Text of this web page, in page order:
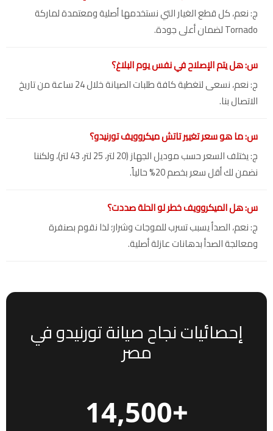
ج: نعم، كل قطع الغيار التي نستخدمها أصلية ومعتمدة لماركة
Tornado لضمان أعلى جودة.
س: هل يتم الإصلاح في نفس يوم البلاغ؟
ج: نعم، نسعى لتغطية كافة طلبات الصيانة خلال 24 ساعة من تاريخ
الاتصال بنا.
س: ما هو سعر تغيير تاتش ميكروويف تورنيدو؟
ج: يختلف السعر حسب موديل الجهاز (20 لتر، 25 لتر، 43 لتر)، ولكننا
نضمن لك أقل سعر بخصم 20% حالياً.
س: هل الميكروويف خطر لو الحلة صددت؟
ج: نعم، الصدأ يسبب تسرب للموجات وشرار؛ لذا نقوم بصنفرة
ومعالجة الصدأ بدهانات عازلة أصلية.
إحصائيات نجاح صيانة تورنيدو في
مصر
+14,500